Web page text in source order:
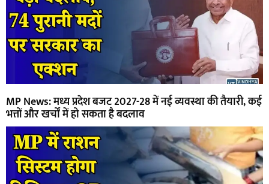
MP News: मध्य प्रदेश बजट 2027-28 में नई व्यवस्था की तैयारी, कई
भत्तों और खर्चों में हो सकता है बदलाव